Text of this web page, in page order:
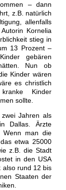
– dann
z.B. natürlich
allenfalls
Kornelia
stieg in
13 Prozent –
gebären
Nun ob
Kinder wären
es christlich
Kinder
sollte.
Jahren als
Dallas. Ärzte
Wenn man die
etwa 25000
z.B. die Stadt
in den USA
also rund 12 bis
Staaten der